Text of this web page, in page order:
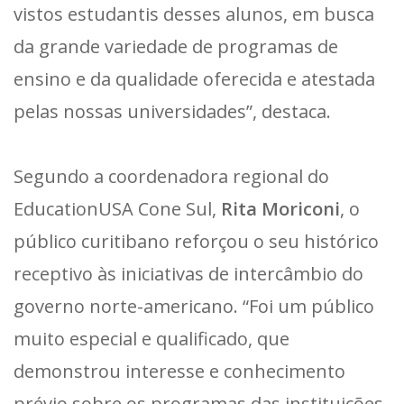
vistos estudantis desses alunos, em busca
da grande variedade de programas de
ensino e da qualidade oferecida e atestada
pelas nossas universidades”, destaca.
Segundo a coordenadora regional do
EducationUSA Cone Sul, Rita Moriconi, o
público curitibano reforçou o seu histórico
receptivo às iniciativas de intercâmbio do
governo norte-americano. “Foi um público
muito especial e qualificado, que
demonstrou interesse e conhecimento